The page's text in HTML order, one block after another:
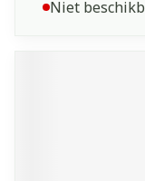
Niet